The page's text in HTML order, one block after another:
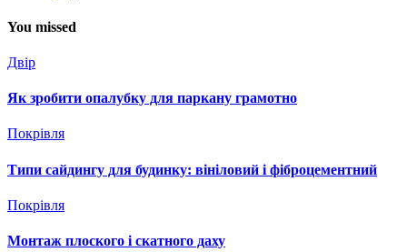
You missed
Двір
Як зробити опалубку для паркану грамотно
Покрівля
Типи сайдингу для будинку: вініловий і фіброцементний
Покрівля
Монтаж плоского і скатного даху